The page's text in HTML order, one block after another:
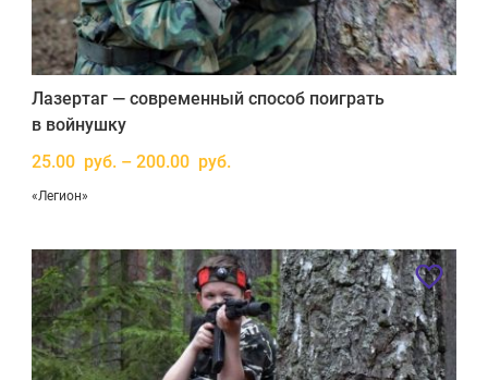
Лазертаг — современный способ поиграть
в войнушку
25.00 руб. – 200.00 руб.
«Легион»